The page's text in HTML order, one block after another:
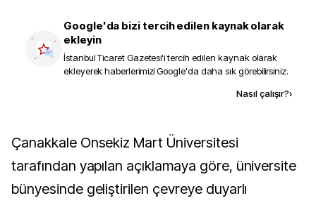
Google'da bizi tercih edilen kaynak olarak
ekleyin
İstanbul Ticaret Gazetesi'i tercih edilen kaynak olarak
ekleyerek haberlerimizi Google'da daha sık görebilirsiniz.
Nasıl çalışır?›
Çanakkale Onsekiz Mart Üniversitesi
tarafından yapılan açıklamaya göre, üniversite
bünyesinde geliştirilen çevreye duyarlı